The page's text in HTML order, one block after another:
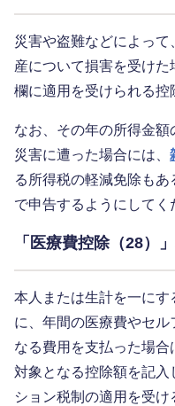
災害や盗難などによっ
産について損害を受けた
欄に適用を受けられる控
なお、その年の所得金
災害に遭った場合には、
る所得税の軽減免除も
で申告するようにしてく
「医療費控除（28）
本人または生計を一に
に、年間の医療費やセ
なる費用を支払った場
対象となる控除額を記
ション税制の適用を受